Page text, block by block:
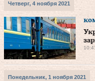
Четверг, 4 ноября 2021
Понедельник, 1 ноября 2021